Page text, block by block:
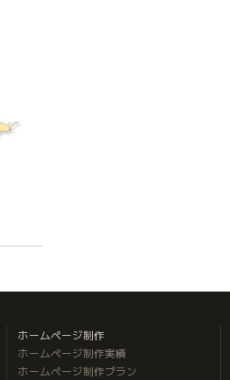
ホームページ制作
ホームページ制作実績
ホームページ制作プラン